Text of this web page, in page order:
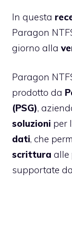
In questa
Paragon
giorno alla
Paragon
prodotto da
(PSG),
soluzioni per
dati, che
scrittura alle
supportate da